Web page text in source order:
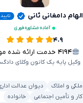
الهام دامغانی ثانی
آماده مشاوره فوری
۴.۹
۴۱۹۴ خدمت ارائه شده موفق
وکیل پایه یک کانون وکلای
ملکی و املاک
دیوان عدالت
کار و تأمین اجتماعی
خانواده